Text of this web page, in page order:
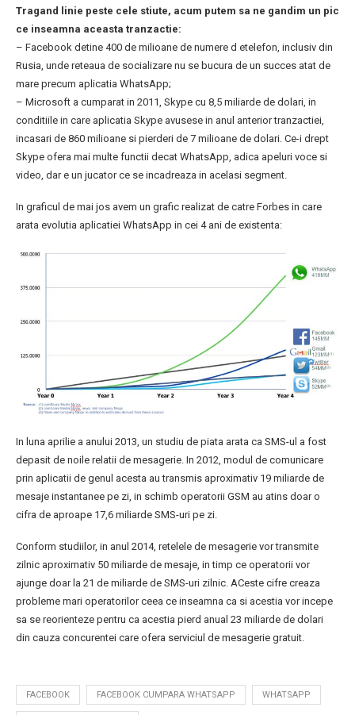
Tragand linie peste cele stiute, acum putem sa ne gandim un pic
ce inseamna aceasta tranzactie:
– Facebook detine 400 de milioane de numere d etelefon, inclusiv din
Rusia, unde reteaua de socializare nu se bucura de un succes atat de
mare precum aplicatia WhatsApp;
– Microsoft a cumparat in 2011, Skype cu 8,5 miliarde de dolari, in
conditiile in care aplicatia Skype avusese in anul anterior tranzactiei,
incasari de 860 milioane si pierderi de 7 milioane de dolari. Ce-i drept
Skype ofera mai multe functii decat WhatsApp, adica apeluri voce si
video, dar e un jucator ce se incadreaza in acelasi segment.
In graficul de mai jos avem un grafic realizat de catre Forbes in care
arata evolutia aplicatiei WhatsApp in cei 4 ani de existenta:
In luna aprilie a anului 2013, un studiu de piata arata ca SMS-ul a fost
depasit de noile relatii de mesagerie. In 2012, modul de comunicare
prin aplicatii de genul acesta au transmis aproximativ 19 miliarde de
mesaje instantanee pe zi, in schimb operatorii GSM au atins doar o
cifra de aproape 17,6 miliarde SMS-uri pe zi.
Conform studiilor, in anul 2014, retelele de mesagerie vor transmite
zilnic aproximativ 50 miliarde de mesaje, in timp ce operatorii vor
ajunge doar la 21 de miliarde de SMS-uri zilnic. ACeste cifre creaza
probleme mari operatorilor ceea ce inseamna ca si acestia vor incepe
sa se reorienteze pentru ca acestia pierd anual 23 miliarde de dolari
din cauza concurentei care ofera serviciul de mesagerie gratuit.
FACEBOOK FACEBOOK CUMPARA WHATSAPP WHATSAPP